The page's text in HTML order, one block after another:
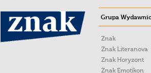
Grupa
Znak
Znak Literanova
Znak Horyzont
Znak Emotikon